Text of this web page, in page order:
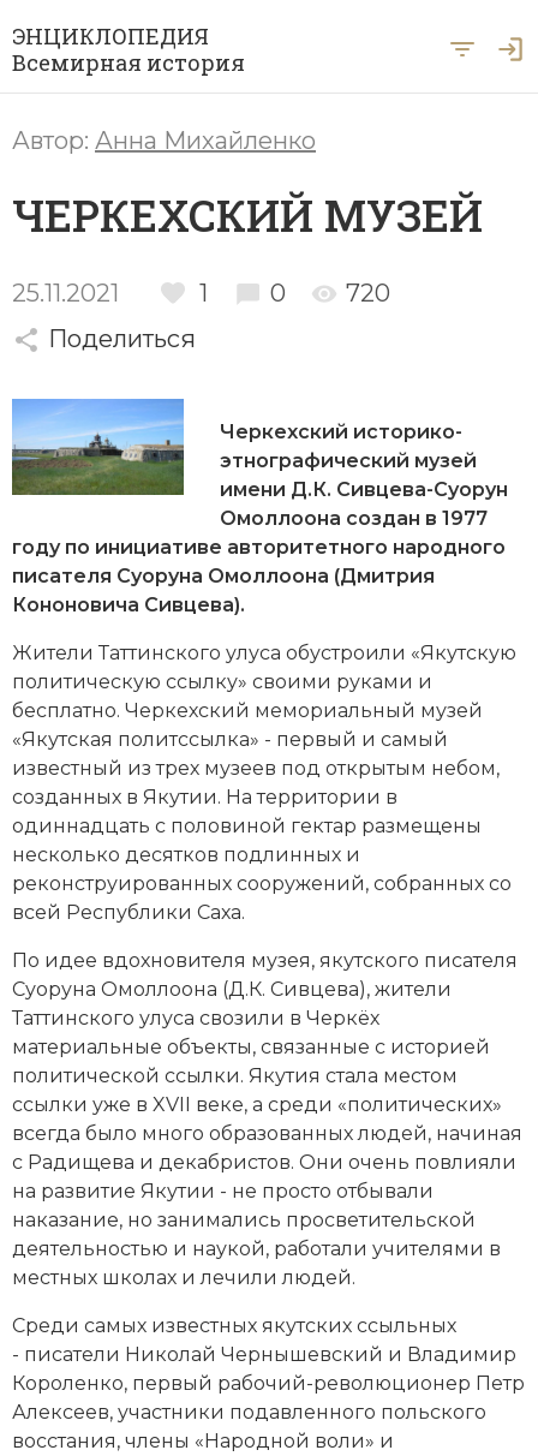
ЭНЦИКЛОПЕДИЯ
Всемирная история
Азия
Археология
Африка
Византия
Военная история
Генеалогия, геральдика
Государство и право
Европа
Империи
Историческая география и топонимика
История материальной и духовной культуры
История международных отношений
История, философия, теория и методология
Итория международных отношений
Латинская Америка
Новая история
Новейшая история
Нумизматика
Образование
Политическая история
Революции и народные движения
Периоды
История Древнего мира
История Средних веков
Новая история
Новейшая история
Ф Х Ч Ш Щ Ы Э
Ю Я
Вход для экспертов
Автор: Анна Михайленко
ЧЕРКЕХСКИЙ МУЗЕЙ
25.11.2021 1 0
720
Поделиться
Черкехский историко-
этнографический музей
имени Д.К. Сивцева-Суорун
Омоллоона создан в 1977
году по инициативе авторитетного народного
писателя Суоруна Омоллоона (Дмитрия
Кононовича Сивцева).
Жители Таттинского улуса обустроили «Якутскую
политическую ссылку» своими руками и
бесплатно. Черкехский мемориальный музей
«Якутская политссылка» - первый и самый
известный из трех музеев под открытым небом,
созданных в Якутии. На территории в
одиннадцать с половиной гектар размещены
несколько десятков подлинных и
реконструированных сооружений, собранных со
всей Республики Саха.
По идее вдохновителя музея, якутского писателя
Суоруна Омоллоона (Д.К. Сивцева), жители
Таттинского улуса свозили в Черкёх
материальные объекты, связанные с историей
политической ссылки. Якутия стала местом
ссылки уже в XVII веке, а среди «политических»
всегда было много образованных людей, начиная
с Радищева и декабристов. Они очень повлияли
на развитие Якутии - не просто отбывали
наказание, но занимались просветительской
деятельностью и наукой, работали учителями в
местных школах и лечили людей.
Среди самых известных якутских ссыльных
- писатели Николай Чернышевский и Владимир
Короленко, первый рабочий-революционер Петр
Алексеев, участники подавленного польского
восстания, члены «Народной воли» и